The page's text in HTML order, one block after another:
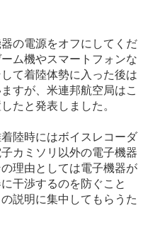
の電源をオフにしてくだ
ム機やスマートフォンな
て着陸体勢に入った後は
すが、米連邦航空局はこ
たと発表しました。
陸時にはボイスレコーダ
カミソリ以外の電子機器
理由としては電子機器が
干渉するのを防ぐこと
説明に集中してもらうた